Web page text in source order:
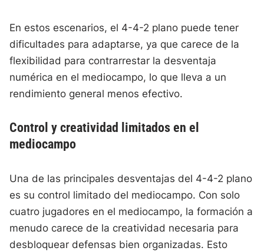
En estos escenarios, el 4-4-2 plano puede tener
dificultades para adaptarse, ya que carece de la
flexibilidad para contrarrestar la desventaja
numérica en el mediocampo, lo que lleva a un
rendimiento general menos efectivo.
Control y creatividad limitados en el
mediocampo
Una de las principales desventajas del 4-4-2 plano
es su control limitado del mediocampo. Con solo
cuatro jugadores en el mediocampo, la formación a
menudo carece de la creatividad necesaria para
desbloquear defensas bien organizadas. Esto